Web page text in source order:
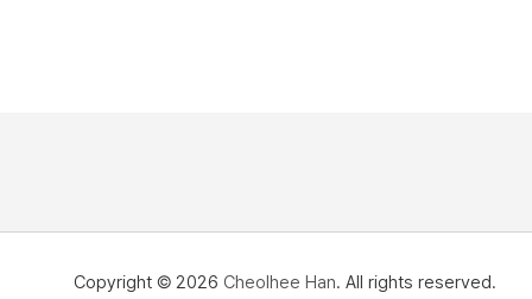
Copyright © 2026 Cheolhee Han. All rights reserved.